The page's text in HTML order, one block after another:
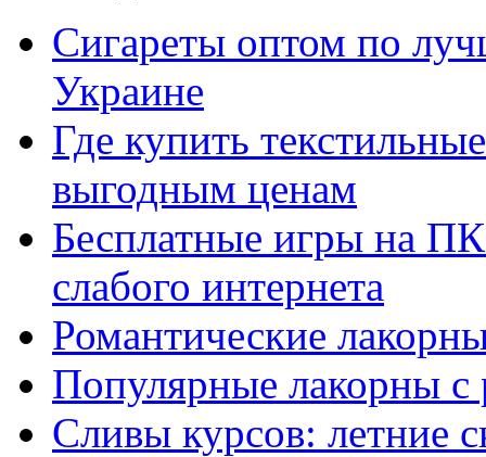
Сигареты оптом по
Украине
Где купить
выгодным ценам
Бесплатные игры на
слабого интернета
Романтические
Популярные лакорны с
Сливы курсов: летние